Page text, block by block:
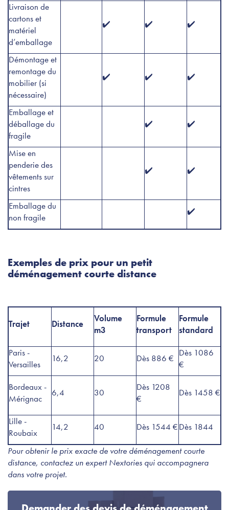
Livraison de
cartons et
matériel
d’emballage
✔️ ✔️ ✔️
Démontage et
remontage du
mobilier (si
nécessaire)
✔️ ✔️ ✔️
Emballage et
déballage du
fragile
✔️ ✔️
Mise en
penderie des
vêtements sur
cintres
✔️ ✔️
Emballage du
non fragile
✔️
Exemples de prix pour un petit
déménagement courte distance
Trajet Distance
Volume
m3
Formule
transport
Formule
standard
Paris -
Versailles
16,2 20 Dès 886 € Dès 1086
€
Bordeaux -
Mérignac
6,4 30
Dès 1208
€
Dès 1458 €
Lille -
Roubaix
14,2 40 Dès 1544 €Dès 1844
Pour obtenir le prix exacte de votre déménagement courte
distance, contactez un expert Nextories qui accompagnera
dans votre projet.